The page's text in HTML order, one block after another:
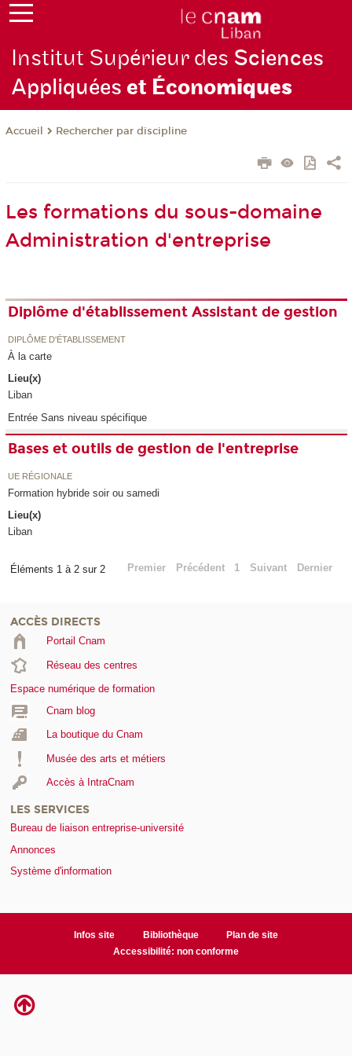
Institut Supérieur des Sciences
Appliquéeset Économiques
Accueil Rechercher par discipline
Les formations du sous-domaine
Administration d'entreprise
Diplôme d'établissement Assistant de gestion
DIPLÔME D'ÉTABLISSEMENT
À la carte
Lieu(x)
Liban
Entrée Sans niveau spécifique
Bases et outils de gestion de l'entreprise
UE RÉGIONALE
Formation hybride soir ou samedi
Lieu(x)
Liban
Éléments 1 à 2 sur 2 Premier Précédent 1 Suivant Dernier
ACCÈS DIRECTS
Portail Cnam
Réseau des centres
Espace numérique de formation
Cnam blog
La boutique du Cnam
Musée des arts et métiers
Accès à IntraCnam
LES SERVICES
Bureau de liaison entreprise-université
Annonces
Système d'information
Infos site Bibliothèque
Plan de site
Accessibilité: non conforme